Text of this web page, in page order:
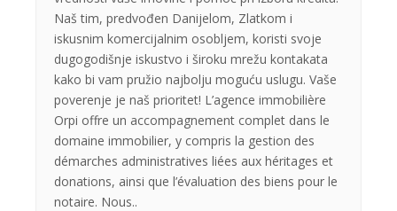
Naš tim, predvođen Danijelom, Zlatkom i
iskusnim komercijalnim osobljem, koristi svoje
dugogodišnje iskustvo i široku mrežu kontakata
kako bi vam pružio najbolju moguću uslugu. Vaše
poverenje je naš prioritet! L’agence immobilière
Orpi offre un accompagnement complet dans le
domaine immobilier, y compris la gestion des
démarches administratives liées aux héritages et
donations, ainsi que l’évaluation des biens pour le
notaire. Nous..